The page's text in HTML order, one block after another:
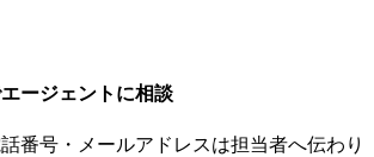
エージェント に相談
番号・メールアドレスは担当者へ伝わり